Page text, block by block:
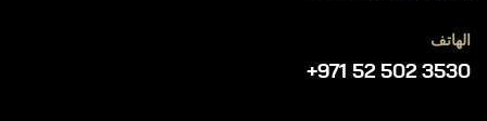
الهاتف
+971 52 502 3530